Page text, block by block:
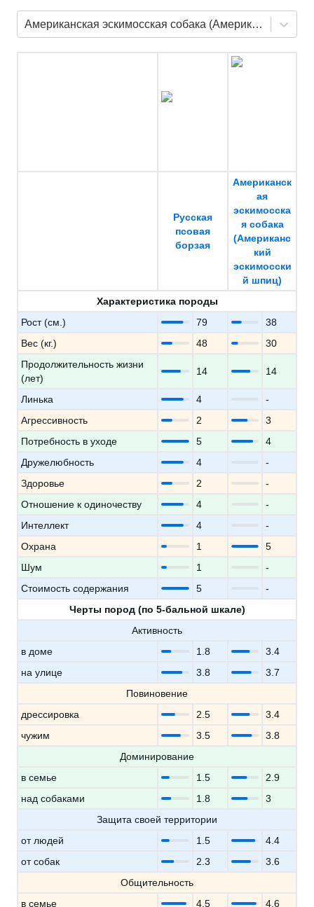
Американская эскимосская собака (Американский эскимосский шпиц)
Русская
псовая
борзая
Американск
ая
эскимосска
я собака
(Американс
кий
эскимосски
й шпиц)
Характеристика породы
Рост (см.)
79
38
Вес (кг.)
48
30
Продолжительность жизни
(лет)
14 14
Линька 4
-
Агрессивность
2
3
Потребность в уходе
5
4
Дружелюбность
4
-
Здоровье
2
-
Отношение к одиночеству
4
-
Интеллект
4
-
Охрана
1
5
Шум
1
-
Стоимость содержания
5
-
Черты пород (по 5-бальной шкале)
Активность
в доме
1.8
3.4
на улице
3.8
3.7
Повиновение
дрессировка
2.5
3.4
чужим
3.5
3.8
Доминирование
в семье
1.5
2.9
над собаками
1.8
3
Защита своей территории
от людей
1.5
4.4
от собак
2.3
3.6
Общительность
в семье
4.5 4.6